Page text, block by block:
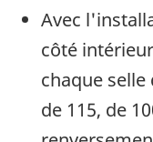
Avec
côté
chaque selle
de 115, de